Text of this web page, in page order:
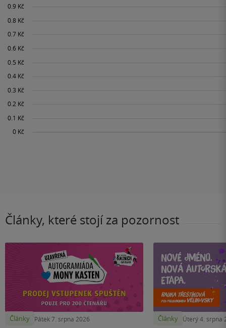
Články, které stojí za pozornost
Články Pátek 7. srpna 2026 Články Úterý 4. srpna